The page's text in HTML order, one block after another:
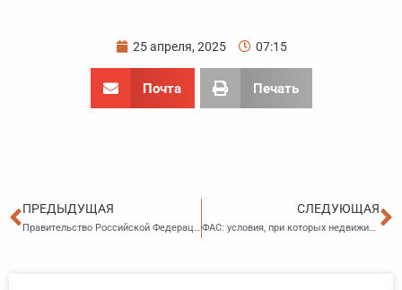
25 апреля, 2025 07:15
Почта Печать
Пред
ПРЕДЫДУЩАЯ
Правительство Российской Федерации утвердило правила выплаты президентской стипендии для студентов вузов
СЛЕДУЮЩАЯ
ФАС: условия, при которых недвижимое имущество признается равнозначным